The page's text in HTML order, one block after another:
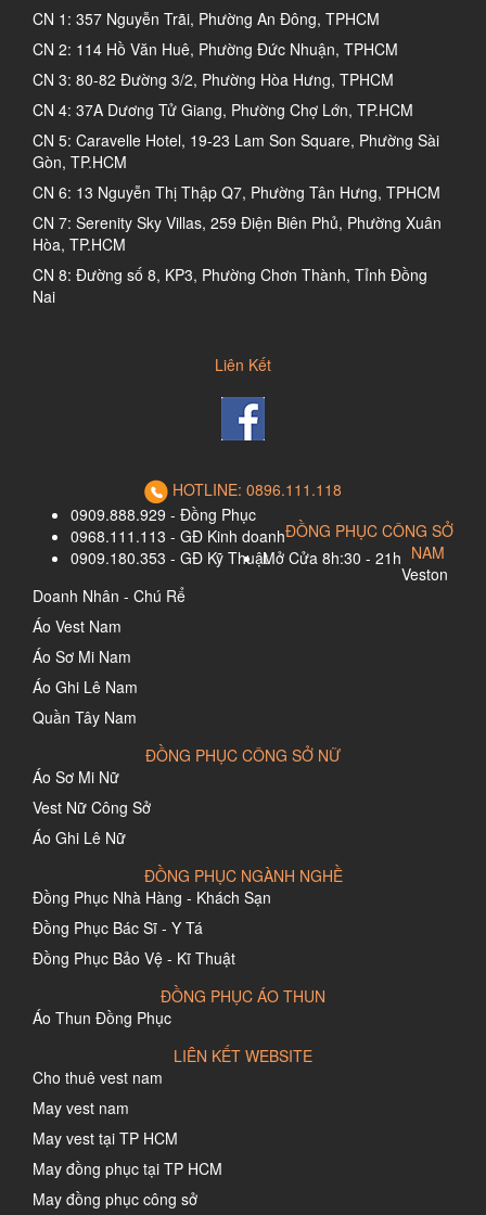
CN 1: 357 Nguyễn Trãi, Phường An Đông, TPHCM
CN 2: 114 Hồ Văn Huê, Phường Đức Nhuận, TPHCM
CN 3: 80-82 Đường 3/2, Phường Hòa Hưng, TPHCM
CN 4: 37A Dương Tử Giang, Phường Chợ Lớn, TP.HCM
CN 5: Caravelle Hotel, 19-23 Lam Son Square, Phường Sài
Gòn, TP.HCM
CN 6: 13 Nguyễn Thị Thập Q7, Phường Tân Hưng, TPHCM
CN 7: Serenity Sky Villas, 259 Điện Biên Phủ, Phường Xuân
Hòa, TP.HCM
CN 8: Đường số 8, KP3, Phường Chơn Thành, Tỉnh Đồng
Nai
Liên Kết
HOTLINE: 0896.111.118
0909.888.929 - Đồng Phục
0968.111.113 - GĐ Kinh doanh
0909.180.353 - GĐ Kỹ ThuậtMở Cửa 8h:30 - 21h
ĐỒNG PHỤC CÔNG SỞ
NAM
Veston
Doanh Nhân - Chú Rể
Áo Vest Nam
Áo Sơ Mi Nam
Áo Ghi Lê Nam
Quần Tây Nam
ĐỒNG PHỤC CÔNG SỞ NỮ
Áo Sơ Mi Nữ
Vest Nữ Công Sở
Áo Ghi Lê Nữ
ĐỒNG PHỤC NGÀNH NGHỀ
Đồng Phục Nhà Hàng - Khách Sạn
Đồng Phục Bác Sĩ - Y Tá
Đồng Phục Bảo Vệ - Kĩ Thuật
ĐỒNG PHỤC ÁO THUN
Áo Thun Đồng Phục
LIÊN KẾT WEBSITE
Cho thuê vest nam
May vest nam
May vest tại TP HCM
May đồng phục tại TP HCM
May đồng phục công sở